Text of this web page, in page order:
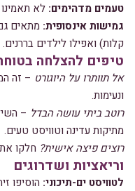
טעמים מדהימים: לא
גמישות אינסופית: מתאים
קלות) ואפילו לילדים בררנים.
טיפים להצלחה
אל תוותרו על היוגורט – זה
ונעימות.
רוטב ביתי עושה הבדל –
מתיקות עדינה וטוויסט טעים.
רוצים פיצה אישית? חלקו את
וריאציות ושדרוגים
לטוויסט ים-תיכוני: הוסיפו